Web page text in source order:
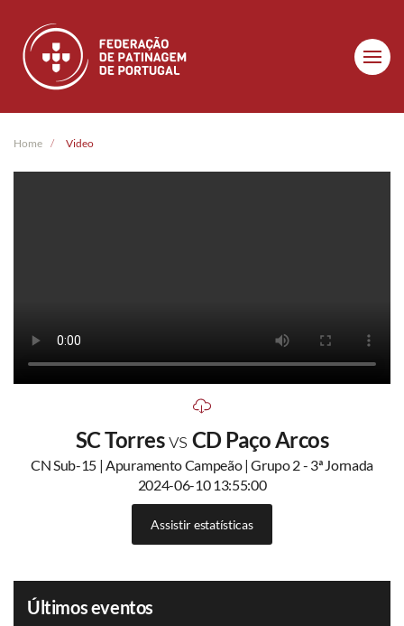
Skip to main content
Home Video
SC Torresvs CD Paço Arcos
CN Sub-15 | Apuramento Campeão | Grupo 2 - 3ª Jornada
2024-06-10 13:55:00
Assistir estatísticas
Últimos eventos